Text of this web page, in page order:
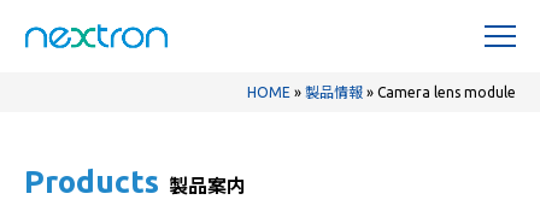
HOME » 製品情報 » Camera lens module
Products 製品案内